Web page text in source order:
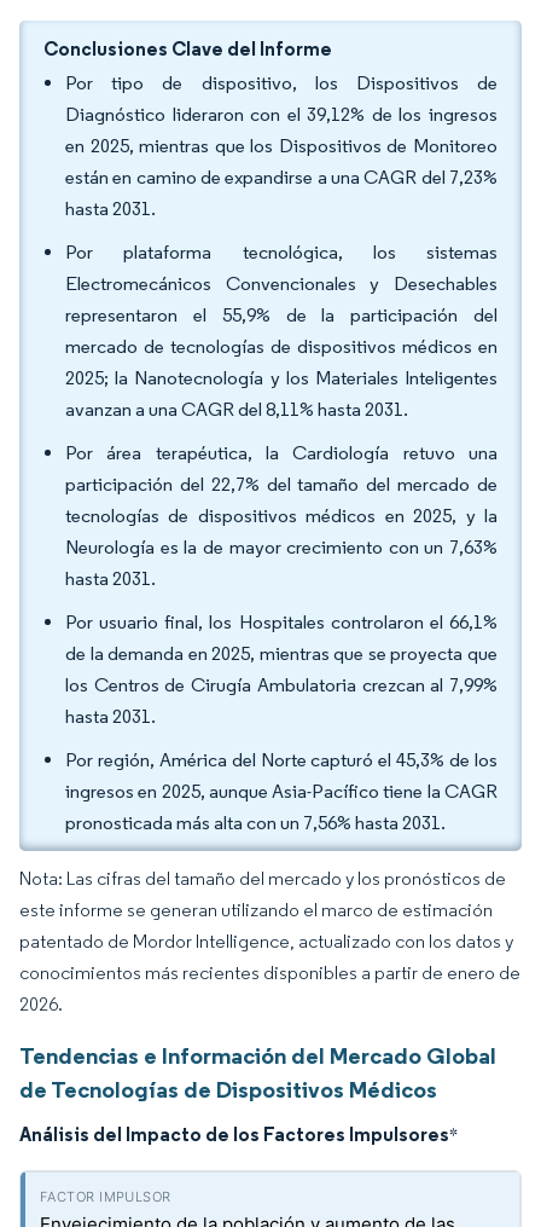
Conclusiones Clave del Informe
Por tipo de dispositivo, los Dispositivos de
Diagnóstico lideraron con el 39,12% de los ingresos
en 2025, mientras que los Dispositivos de Monitoreo
están en camino de expandirse a una CAGR del 7,23%
hasta 2031.
Por plataforma tecnológica, los sistemas
Electromecánicos Convencionales y Desechables
representaron el 55,9% de la participación del
mercado de tecnologías de dispositivos médicos en
2025; la Nanotecnología y los Materiales Inteligentes
avanzan a una CAGR del 8,11% hasta 2031.
Por área terapéutica, la Cardiología retuvo una
participación del 22,7% del tamaño del mercado de
tecnologías de dispositivos médicos en 2025, y la
Neurología es la de mayor crecimiento con un 7,63%
hasta 2031.
Por usuario final, los Hospitales controlaron el 66,1%
de la demanda en 2025, mientras que se proyecta que
los Centros de Cirugía Ambulatoria crezcan al 7,99%
hasta 2031.
Por región, América del Norte capturó el 45,3% de los
ingresos en 2025, aunque Asia-Pacífico tiene la CAGR
pronosticada más alta con un 7,56% hasta 2031.
Nota: Las cifras del tamaño del mercado y los pronósticos de
este informe se generan utilizando el marco de estimación
patentado de Mordor Intelligence, actualizado con los datos y
conocimientos más recientes disponibles a partir de enero de
2026.
Tendencias e Información del Mercado Global
de Tecnologías de Dispositivos Médicos
Análisis del Impacto de los Factores Impulsores*